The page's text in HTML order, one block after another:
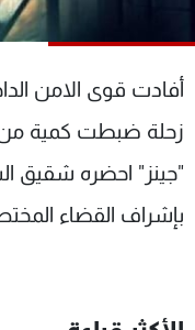
أفادت قوى الامن
زحلة ضبطت كمية
"جينز" احضره شقيق
بإشراف القضاء
عن MTV
الإنـتـاج
لاعلاناتكم